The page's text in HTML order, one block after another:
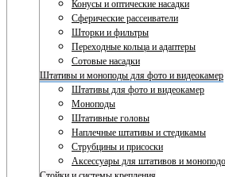
Конусы и оптические насадки
Сферические рассеиватели
Шторки и фильтры
Переходные кольца и адаптеры
Сотовые насадки
Штативы и моноподы для фото и видеокамер
Штативы для фото и видеокамер
Моноподы
Штативные головы
Наплечные штативы и стедикамы
Струбцины и присоски
Аксессуары для штативов и